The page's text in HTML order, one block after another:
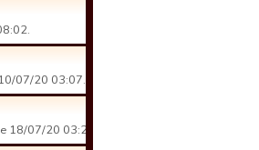
07/20 03:07.
18/07/20 03:25.